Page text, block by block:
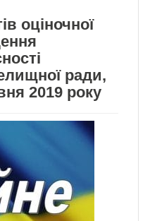
оціночної
ради,
2019 року